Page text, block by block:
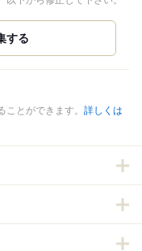
とができます。 詳しくは